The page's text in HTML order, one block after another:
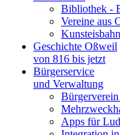
Bibliothek -
Vereine aus
Geschichte Oßweil
von 816 bis jetzt
Bürgerservice
und Verwaltung
Apps für